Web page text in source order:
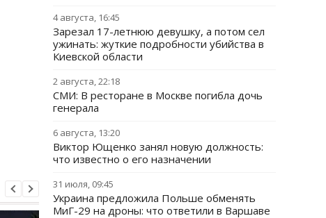
4 августа, 16:45
Зарезал 17-летнюю девушку, а потом сел
ужинать: жуткие подробности убийства в
Киевской области
2 августа, 22:18
СМИ: В ресторане в Москве погибла дочь
генерала
6 августа, 13:20
Виктор Ющенко занял новую должность:
что известно о его назначении
31 июля, 09:45
Украина предложила Польше обменять
МиГ-29 на дроны: что ответили в Варшаве